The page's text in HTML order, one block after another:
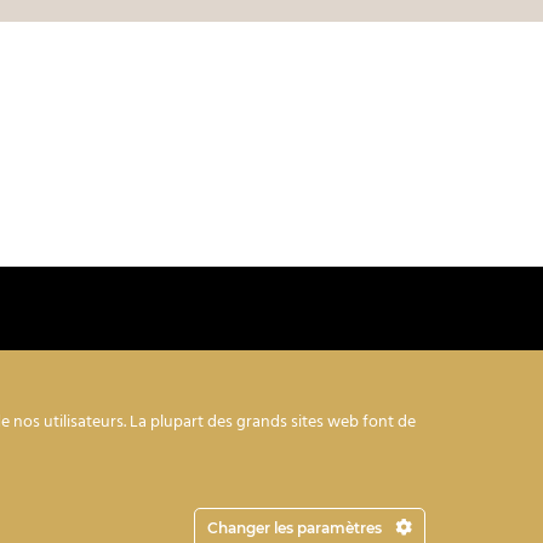
utilisateurs. La plupart des grands sites web font de
Changer les paramètres